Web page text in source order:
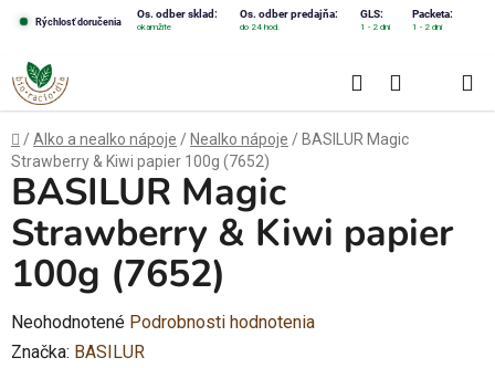
obsah
Rýchlosť doručenia
Os. odber sklad: Os. odber predajňa: GLS: Packeta:
okamžite do 24 hod. 1 - 2 dni 1 - 2 dni
Hľadať
KOŠÍK
Domov
/Alko a nealko nápoje / Nealko nápoje / BASILUR Magic
Strawberry & Kiwi papier 100g (7652)
BASILUR Magic
Strawberry & Kiwi papier
100g (7652)
Priemerné
hodnotenie
Neohodnotené Podrobnosti hodnotenia
Značka: BASILUR